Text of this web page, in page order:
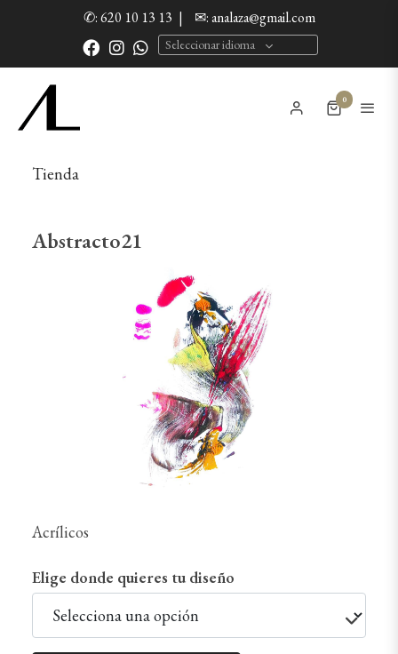
✆: 620 10 13 13 | ✉: analaza@gmail.com
Seleccionar idioma
0
Tienda
Abstracto21
Acrílicos
Elige donde quieres tu diseño